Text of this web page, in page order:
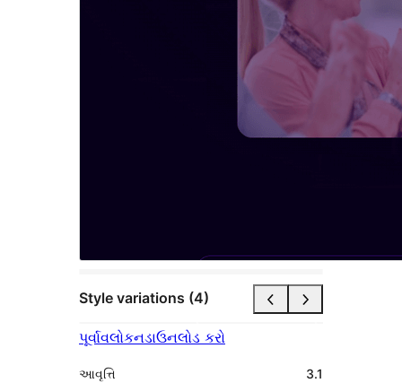
Style variations (4)
પૂર્વાવલોકનડાઉનલોડ કરો
આવૃત્તિ
3.1